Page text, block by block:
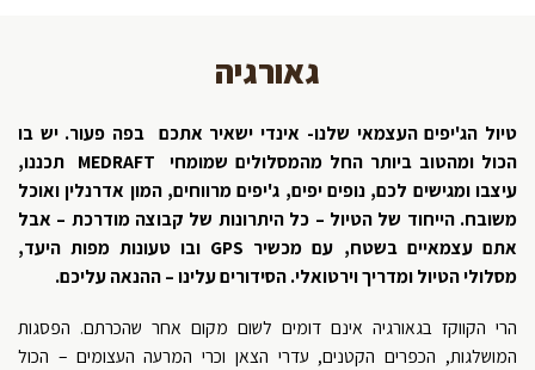
גאורגיה
טיול הג'יפים העצמאי שלנו- אינדי ישאיר אתכם בפה פעור. יש בו
הכול ומהטוב ביותר החל מהמסלולים שמומחי
תכננו,
עיצבו ומגישים לכם, נופים יפים, ג'יפים מרווחים, המון אדרנלין ואוכל
משובח. הייחוד של הטיול – כל היתרונות של קבוצה מודרכת – אבל
אתם עצמאיים בשטח, עם מכשיר
ובו טעונות מפות היעד,
מסלולי הטיול ומדריך וירטואלי. הסידורים עלינו – ההנאה עליכם.
הרי הקווקז בגאורגיה אינם דומים לשום מקום אחר שהכרתם. הפסגות
המושלגות, הכפרים הקטנים, עדרי הצאן וכרי המרעה העצומים – הכול